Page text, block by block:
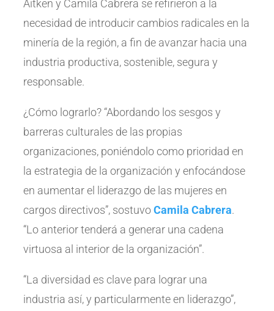
Aitken y Camila Cabrera se refirieron a la
necesidad de introducir cambios radicales en la
minería de la región, a fin de avanzar hacia una
industria productiva, sostenible, segura y
responsable.
¿Cómo lograrlo? “Abordando los sesgos y
barreras culturales de las propias
organizaciones, poniéndolo como prioridad en
la estrategia de la organización y enfocándose
en aumentar el liderazgo de las mujeres en
cargos directivos”, sostuvoCamila Cabrera.
“Lo anterior tenderá a generar una cadena
virtuosa al interior de la organización”.
“La diversidad es clave para lograr una
industria así, y particularmente en liderazgo”,